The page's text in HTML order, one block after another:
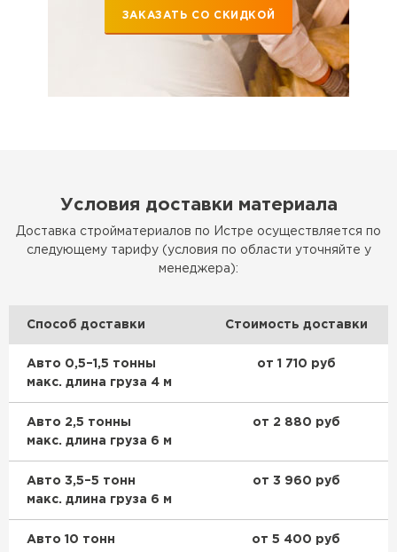
ЗАКАЗАТЬ СО СКИДКОЙ
Условия доставки материала
Доставка стройматериалов по Истре осуществляется по
следующему тарифу (условия по области уточняйте у
менеджера):
Способ доставки Стоимость доставки
Авто 0,5–1,5 тонны
макс. длина груза 4 м
от 1 710 руб
Авто 2,5 тонны
макс. длина груза 6 м
от 2 880 руб
Авто 3,5–5 тонн
макс. длина груза 6 м
от 3 960 руб
Авто 10 тонн
от 5 400 руб
Утеплитель Эковер
Утеплитель Изовол
ПЕРЕЙТИ
ПЕРЕЙТИ
Утеплитель Теплекс
Утеплитель Термит
Утеплитель Isotec
Утеплитель Брит
Утеплитель Xotpipe